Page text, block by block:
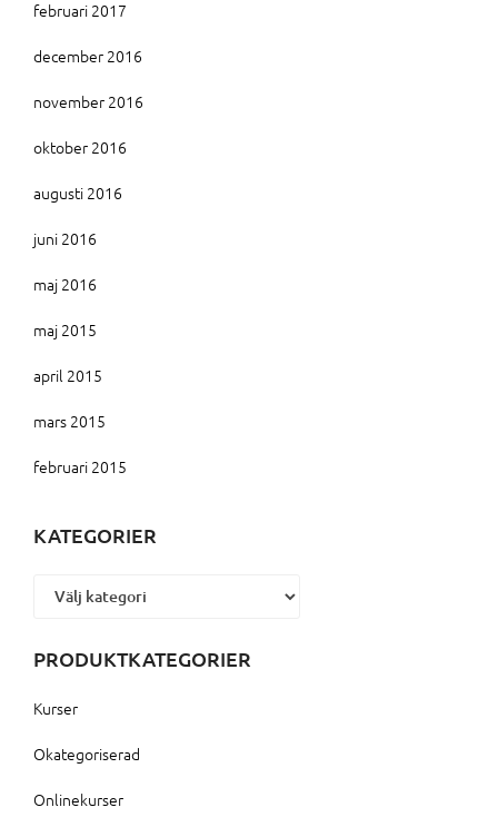
februari 2017
december 2016
november 2016
oktober 2016
augusti 2016
juni 2016
maj 2016
maj 2015
april 2015
mars 2015
februari 2015
KATEGORIER
Kategorier
PRODUKTKATEGORIER
Kurser
Okategoriserad
Onlinekurser